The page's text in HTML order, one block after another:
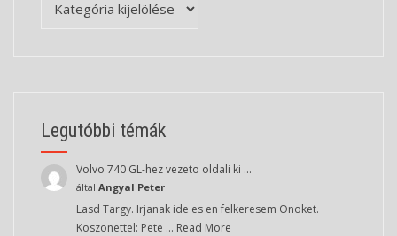
Legutóbbi témák
Volvo 740 GL-hez vezeto oldali ki …
által Angyal Peter
Lasd Targy. Irjanak ide es en felkeresem Onoket.
Koszonettel: Pete … Read More